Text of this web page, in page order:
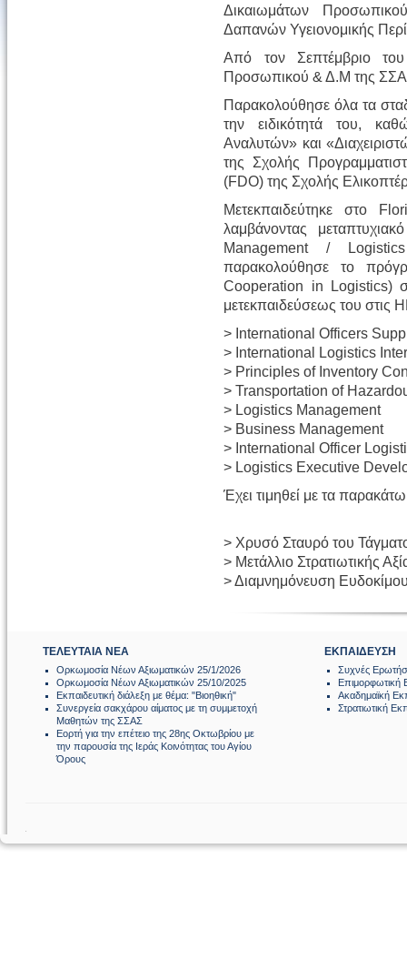
Δικαιωμάτων
Δαπανών Υγειονομικής
Από τον Σεπτέμβριο
Προσωπικού & Δ.Μ της
Παρακολούθησε όλα τα
την ειδικότητά του,
Αναλυτών» και
της Σχολής
(FDO) της Σχολής
Μετεκπαιδεύτηκε στο
λαμβάνοντας
Management /
παρακολούθησε το
Cooperation in Logistics)
μετεκπαιδεύσεως του
> International Officers
> International Logistics
> Principles of Inventory
> Transportation of
> Logistics Management
> Business Management
> International Officer
> Logistics Executive
Έχει τιμηθεί με τα
> Χρυσό Σταυρό του
> Μετάλλιο Στρατιωτικής
> Διαμνημόνευση
ΤΕΛΕΥΤΑΙΑ ΝΕΑ
Ορκωμοσία Νέων Αξιωματικών 25/1/2026
Ορκωμοσία Νέων Αξιωματικών 25/10/2025
Εκπαιδευτική διάλεξη με θέμα: "Βιοηθική"
Συνεργεία σακχάρου αίματος με τη συμμετοχή
Μαθητών της ΣΣΑΣ
Εορτή για την επέτειο της 28ης Οκτωβρίου με
την παρουσία της Ιεράς Κοινότητας του Αγίου
Όρους
ΕΚΠΑΙΔΕΥΣΗ
Συχνές
Επιμορφωτική
Ακαδημαϊκή
Στρατιωτική